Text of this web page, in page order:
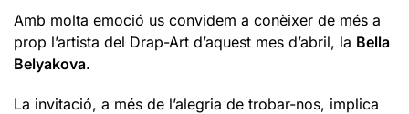
Amb molta emoció us convidem a conèixer de més a
prop l’artista del Drap-Art d’aquest mes d’abril, la Bella
Belyakova.
La invitació, a més de l’alegria de trobar-nos, implica